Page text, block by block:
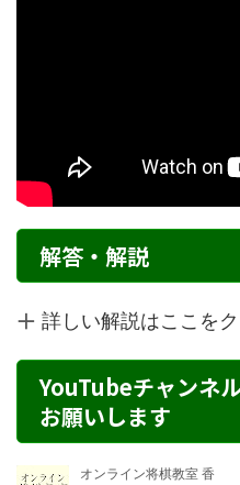
解答・解説
詳しい解説はここを
YouTubeチャンネ
お願いします